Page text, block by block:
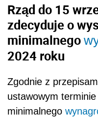
Rząd do 15
zdecyduje o
minimalnego
2024 roku
Zgodnie z
ustawowym
minimalnego